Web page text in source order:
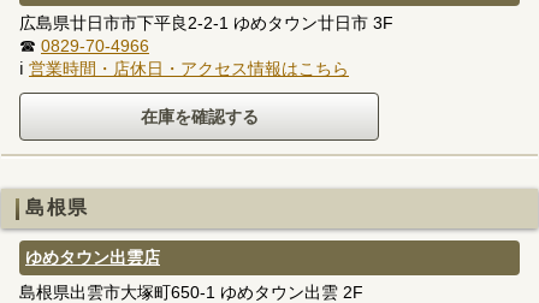
広島県廿日市市下平良2-2-1 ゆめタウン廿日市 3F
☎ 0829-70-4966
ℹ 営業時間・店休日・アクセス情報はこちら
島根県
ゆめタウン出雲店
島根県出雲市大塚町650-1 ゆめタウン出雲 2F